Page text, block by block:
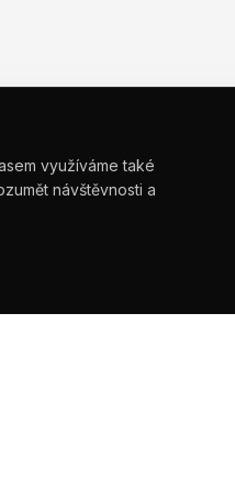
využíváme také
návštěvnosti a